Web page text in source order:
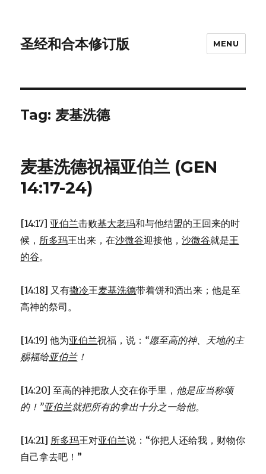
圣经和合本修订版 MENU
Tag: 麦基洗德
麦基洗德祝福亚伯兰 (GEN
14:17-24)
[14:17] 亚伯兰击败基大老玛和与他结盟的王回来的时
候， 所多玛王出来，在沙微谷迎接他，沙微谷就是王
的谷。
[14:18] 又有撒冷王麦基洗德带着饼和酒出来；他是至
高神的祭司。
[14:19] 他为亚伯兰祝福，说： “愿至高的神、
天地的主
赐福给亚伯兰！
[14:20] 至高的神把敌人交在你手里， 他是应当称颂
的！”亚伯兰就把所有的拿出十分之一给他。
[14:21] 所多玛王对亚伯兰说：“你把人还给我，财物你
自己拿去吧！”